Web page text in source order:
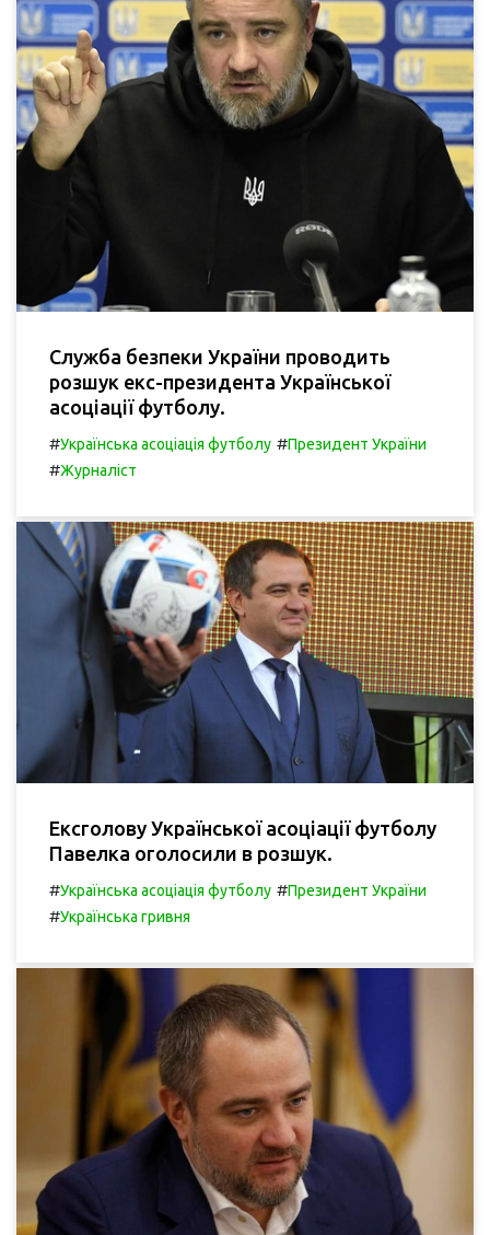
Служба безпеки України проводить
розшук екс-президента Української
асоціації футболу.
#Українська асоціація футболу #Президент України
#Журналіст
Ексголову Української асоціації футболу
Павелка оголосили в розшук.
#Українська асоціація футболу #Президент України
#Українська гривня